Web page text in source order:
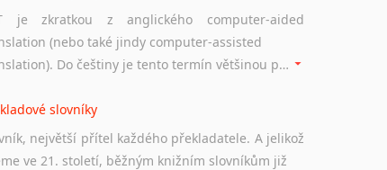
je zkratkou z anglického computer-aided
(nebo také jindy computer-assisted
translation). Do češtiny je tento termín většinou překládán jako počítačem podporovaný překlad či překlad podporovaný počítačem. Nástroje CAT ukládají překládané fráze a při dalším překladu vám je automaticky nabízejí, takže se již nemusíte zdržovat s jejich dalším překládáním.
slovníky
největší přítel každého překladatele. A jelikož
ve 21. století, běžným knižním slovníkům již